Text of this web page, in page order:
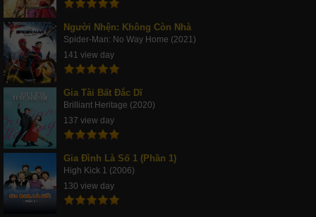
Người Nhện: Không Còn Nhà
Spider-Man: No Way Home (2021)
141 view day
Gia Tài Bất Đắc Dĩ
Brilliant Heritage (2020)
137 view day
Gia Đình Là Số 1 (Phần 1)
High Kick 1 (2006)
130 view day